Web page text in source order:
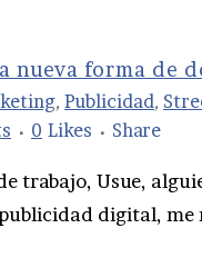
nueva forma de
, Publicidad,
0 Likes Share
trabajo, Usue,
digital, me